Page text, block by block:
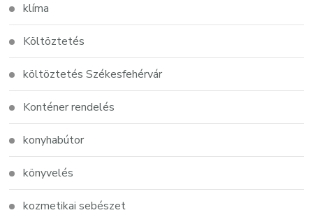
klíma
Költöztetés
költöztetés Székesfehérvár
Konténer rendelés
konyhabútor
könyvelés
kozmetikai sebészet